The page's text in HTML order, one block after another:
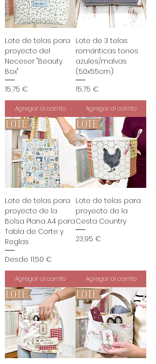
Lote de telas para
proyecto del
Neceser "Beauty
Box"
Precio
15,75 €
Agregar al carrito
Lote de 3 telas
románticas tonos
azules/malvas
(50x55cm)
Precio
15,75 €
Agregar al carrito
Lote de telas para
proyecto de la
Bolsa Plana A4 para
Tabla de Corte y
Reglas
Desde 11,50 €
Precio de oferta
Agregar al carrito
Lote de telas para
proyecto de la
Cesta Country
Precio
23,95 €
Agregar al carrito